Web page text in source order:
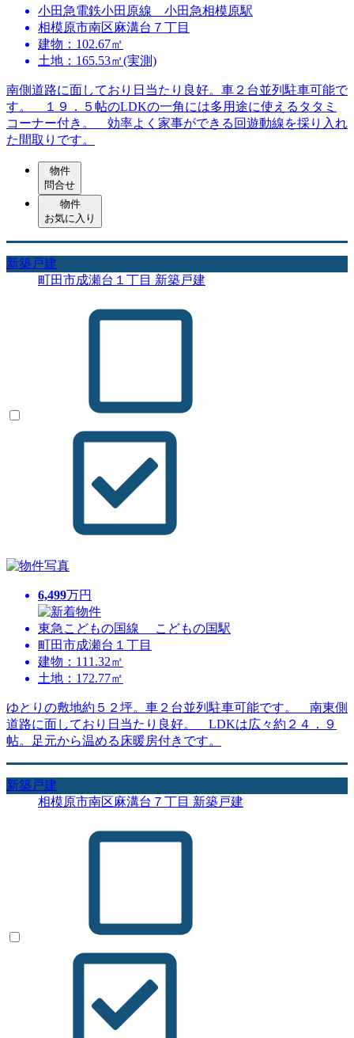
小田急電鉄小田原線 小田急相模原駅
相模原市南区麻溝台７丁目
建物：102.67㎡
土地：165.53㎡(実測)
南側道路に面しており日当たり良好。車２台並列駐車可能で
す。 １９．５帖のLDKの一角には多用途に使えるタタミ
コーナー付き。 効率よく家事ができる回遊動線を採り入れ
た間取りです。
物件
問合せ
物件
お気に入り
新築戸建
町田市成瀬台１丁目 新築戸建
6,499万円
東急こどもの国線 こどもの国駅
町田市成瀬台１丁目
建物：111.32㎡
土地：172.77㎡
ゆとりの敷地約５２坪。車２台並列駐車可能です。 南東側
道路に面しており日当たり良好。 LDKは広々約２４．９
帖。足元から温める床暖房付きです。
新築戸建
相模原市南区麻溝台７丁目 新築戸建